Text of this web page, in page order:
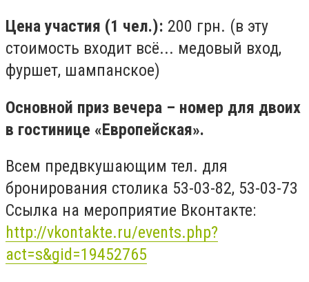
Цена участия (1 чел.): 200 грн. (в эту
стоимость входит всё... медовый вход,
фуршет, шампанское)
Основной приз вечера – номер для двоих
в гостинице «Европейская».
Всем предвкушающим тел. для
бронирования столика 53-03-82, 53-03-73
Ссылка на мероприятие Вконтакте:
http://vkontakte.ru/events.php?
act=s&gid=19452765